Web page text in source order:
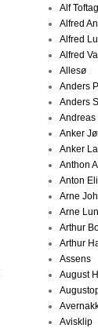
Alf
Alfred
Alfred
Alfred
Allesø
Anders
Anders
Andreas
Anker
Anker
Anthon
Anton
Arne
Arne
Arthur
Arthur
Assens
August
Avisklip